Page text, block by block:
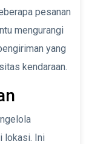
pesanan
mengurangi
yang
kendaraan.
lokasi. Ini